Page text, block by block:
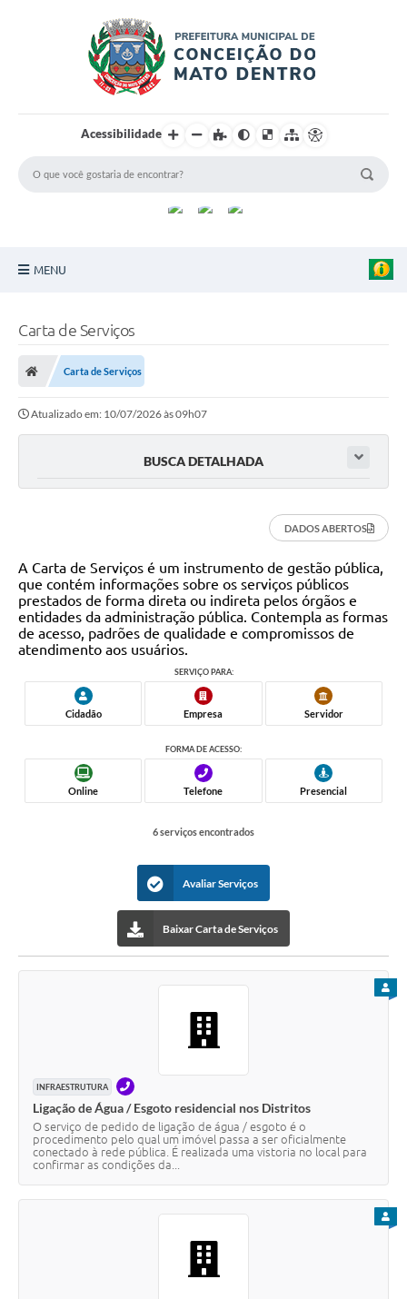
Acessibilidade
MENU
Turismo
Transparência
Legislação
Procuradoria Jurídica - Consultoria Administrativa
Serviços da Secretaria Municipal de Fazenda
Controle Interno
SIM - Serviço de Inspeção Muncipal
Regularização Fundiária
Notificações Obras e Posturas
Conselho Municipal de Conservação e Defesa do
Meio Ambiente-CODEMA
Audiências Públicas
Arquivos para Download
Obras
Galeria de Vídeos
Carta de Serviços
Carta de Serviços
Atualizado em: 10/07/2026 às 09h07
BUSCA DETALHADA
DADOS ABERTOS
A Carta de Serviços é um instrumento de gestão pública,
que contém informações sobre os serviços públicos
prestados de forma direta ou indireta pelos órgãos e
entidades da administração pública. Contempla as formas
de acesso, padrões de qualidade e compromissos de
atendimento aos usuários.
SERVIÇO PARA:
Cidadão Empresa Servidor
FORMA DE ACESSO:
Online Telefone Presencial
6 serviços encontrados
Avaliar Serviços
Baixar Carta de Serviços
INFRAESTRUTURA TELEFONE
Ligação de Água / Esgoto residencial nos Distritos
O serviço de pedido de ligação de água / esgoto é o
procedimento pelo qual um imóvel passa a ser oficialmente
conectado à rede pública. É realizada uma vistoria no local para
confirmar as condições da...